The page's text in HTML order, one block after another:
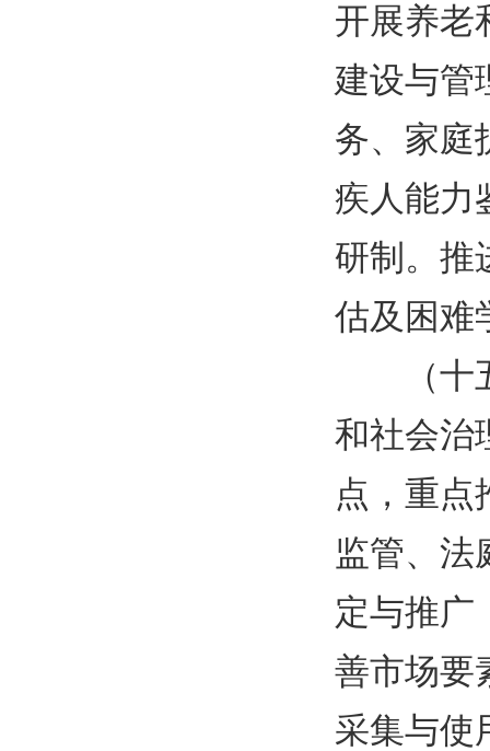
开展养老
建设与管
务、家庭
疾人能力
研制。推
估及困难
（
和社会治
点，重点
监管、法
定与推广
善市场要
采集与使